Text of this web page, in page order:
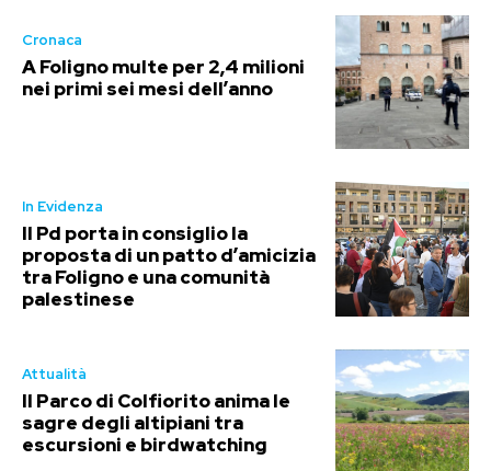
Cronaca
A Foligno multe per 2,4 milioni
nei primi sei mesi dell’anno
In Evidenza
Il Pd porta in consiglio la
proposta di un patto d’amicizia
tra Foligno e una comunità
palestinese
Attualità
Il Parco di Colfiorito anima le
sagre degli altipiani tra
escursioni e birdwatching